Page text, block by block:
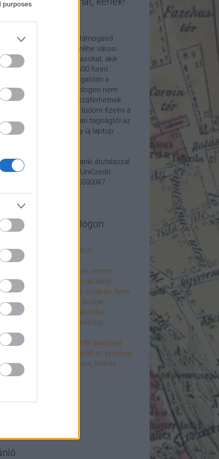
purposes
tetszik a blogom, kérlek támogasd
anyagilag is! Cserébe városi
hívom meg időnként azokat, akik
havi 5 euró vagy 2500 forint
küldenek. Támogatóim a
on exkluzív, a blogon nem
tartalmakhoz is hozzáférhetnek.
segítségével tudom fizetni a
költségeit a könyvtári tagságtól az
előfizetésen át egy új laptop
egyszerű banki átutalással
Papp Géza, UniCredit
10918001-00000022-65590047.
Fővárosi Blog
cikkek a blogon
fogorvosi rendelő a múltból
a 4-es metrón
tervezik, megígérik, aztán semmi
újjászülettek az ólomüveg ablakok!
terek a Mérleg utcában: ilyen
a Mamaison Hotel Chain Bridge
költözött a Hengermalomba
története: az átadástól
története: építéstől átadásig
története: ötletektől az építésig
elfeledett mestere, Máltás